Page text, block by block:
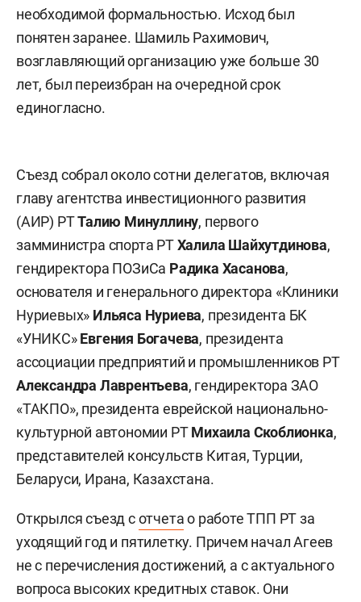
необходимой формальностью. Исход был
понятен заранее. Шамиль Рахимович,
возглавляющий организацию уже больше 30
лет, был переизбран на очередной срок
единогласно.
Съезд собрал около сотни делегатов, включая
главу агентства инвестиционного развития
(АИР) РТТалию Минуллину, первого
замминистра спорта РТХалила Шайхутдинова,
гендиректора ПОЗиСа Радика Хасанова,
основателя и генерального директора «Клиники
Нуриевых» Ильяса Нуриева, президента БК
«УНИКС»Евгения Богачева, президента
ассоциации предприятий и промышленников РТ
Александра Лаврентьева, гендиректора ЗАО
«ТАКПО», президента еврейской национально-
культурной автономии РТМихаила Скоблионка,
представителей консульств Китая, Турции,
Беларуси, Ирана, Казахстана.
Открылся съезд сотчетао работе ТПП РТ за
уходящий год и пятилетку. Причем начал Агеев
не с перечисления достижений, а с актуального
вопроса высоких кредитных ставок. Они